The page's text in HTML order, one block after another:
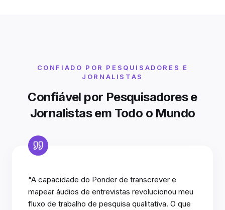
CONFIADO POR PESQUISADORES E
JORNALISTAS
Confiável por Pesquisadores e
Jornalistas em Todo o Mundo
"A capacidade do Ponder de transcrever e
mapear áudios de entrevistas revolucionou meu
fluxo de trabalho de pesquisa qualitativa. O que